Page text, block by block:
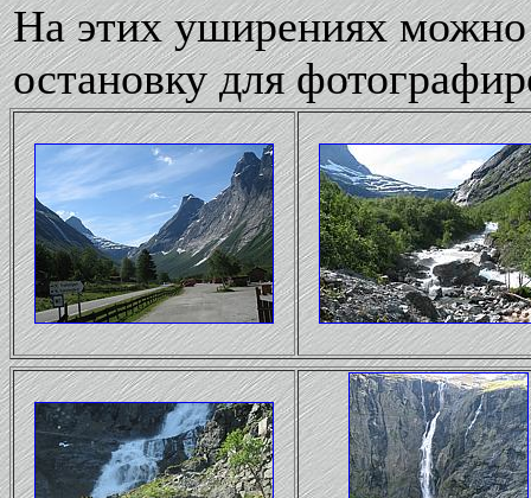
На этих уширениях можно
остановку для